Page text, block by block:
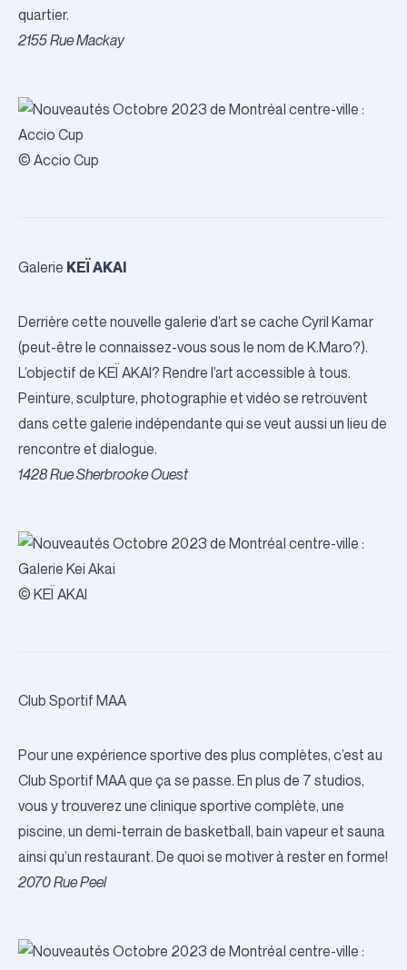
quartier.
2155 Rue Mackay
© Accio Cup
Galerie KEÏ AKAI
Derrière cette nouvelle galerie d’art se cache Cyril Kamar
(peut-être le connaissez-vous sous le nom de K.Maro?).
L’objectif de KEÏ AKAI? Rendre l’art accessible à tous.
Peinture, sculpture, photographie et vidéo se retrouvent
dans cette galerie indépendante qui se veut aussi un lieu de
rencontre et dialogue.
1428 Rue Sherbrooke Ouest
© KEÏ AKAI
Club Sportif MAA
Pour une expérience sportive des plus complètes, c’est au
Club Sportif MAA que ça se passe. En plus de 7 studios,
vous y trouverez une clinique sportive complète, une
piscine, un demi-terrain de basketball, bain vapeur et sauna
ainsi qu’un restaurant. De quoi se motiver à rester en forme!
2070 Rue Peel